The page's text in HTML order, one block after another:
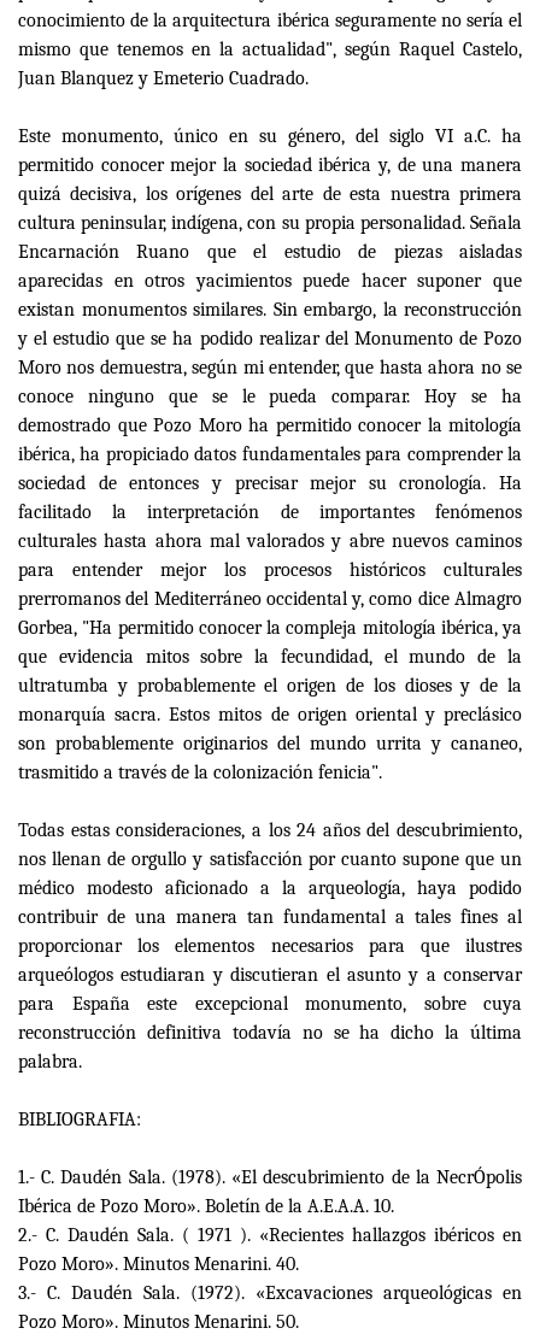
conocimiento de la arquitectura ibérica seguramente no sería el
mismo que tenemos en la actualidad", según Raquel Castelo,
Juan Blanquez y Emeterio Cuadrado.
Este monumento, único en su género, del siglo VI a.C. ha
permitido conocer mejor la sociedad ibérica y, de una manera
quizá decisiva, los orígenes del arte de esta nuestra primera
cultura peninsular, indígena, con su propia personalidad. Señala
Encarnación Ruano que el estudio de piezas aisladas
aparecidas en otros yacimientos puede hacer suponer que
existan monumentos similares. Sin embargo, la reconstrucción
y el estudio que se ha podido realizar del Monumento de Pozo
Moro nos demuestra, según mi entender, que hasta ahora no se
conoce ninguno que se le pueda comparar. Hoy se ha
demostrado que Pozo Moro ha permitido conocer la mitología
ibérica, ha propiciado datos fundamentales para comprender la
sociedad de entonces y precisar mejor su cronología. Ha
facilitado la interpretación de importantes fenómenos
culturales hasta ahora mal valorados y abre nuevos caminos
para entender mejor los procesos históricos culturales
prerromanos del Mediterráneo occidental y, como dice Almagro
Gorbea, "Ha permitido conocer la compleja mitología ibérica, ya
que evidencia mitos sobre la fecundidad, el mundo de la
ultratumba y probablemente el origen de los dioses y de la
monarquía sacra. Estos mitos de origen oriental y preclásico
son probablemente originarios del mundo urrita y cananeo,
trasmitido a través de la colonización fenicia".
Todas estas consideraciones, a los 24 años del descubrimiento,
nos llenan de orgullo y satisfacción por cuanto supone que un
médico modesto aficionado a la arqueología, haya podido
contribuir de una manera tan fundamental a tales fines al
proporcionar los elementos necesarios para que ilustres
arqueólogos estudiaran y discutieran el asunto y a conservar
para España este excepcional monumento, sobre cuya
reconstrucción definitiva todavía no se ha dicho la última
palabra.
BIBLIOGRAFIA:
1.- C. Daudén Sala. (1978). «El descubrimiento de la NecrÓpolis
Ibérica de Pozo Moro». Boletín de la A.E.A.A. 10.
2.- C. Daudén Sala. ( 1971 ). «Recientes hallazgos ibéricos en
Pozo Moro». Minutos Menarini. 40.
3.- C. Daudén Sala. (1972). «Excavaciones arqueológicas en
Pozo Moro». Minutos Menarini. 50.